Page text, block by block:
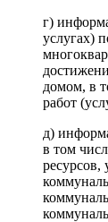
г)
услугах)
домом, в
работ
д)
в том
ресурсов,